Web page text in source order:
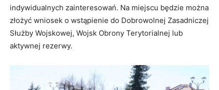
indywidualnych zainteresowań. Na miejscu będzie można
złożyć wniosek o wstąpienie do Dobrowolnej Zasadniczej
Służby Wojskowej, Wojsk Obrony Terytorialnej lub
aktywnej rezerwy.